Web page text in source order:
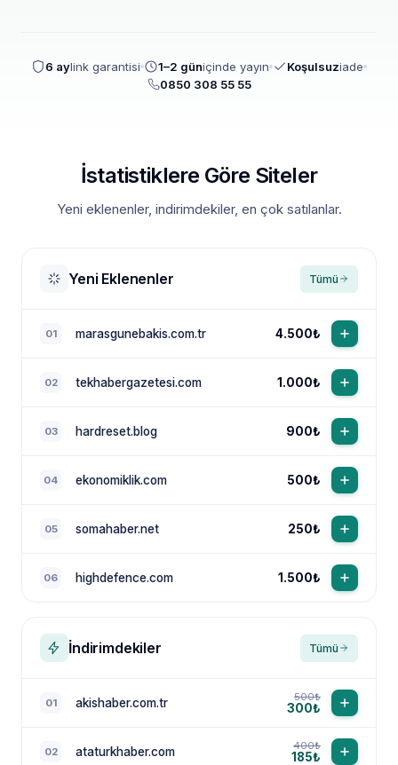
6 aylink garantisi 1–2 güniçinde yayın Koşulsuziade
0850 308 55 55
İstatistiklere Göre Siteler
Yeni eklenenler, indirimdekiler, en çok satılanlar.
Yeni Eklenenler Tümü
01 marasgunebakis.com.tr 4.500₺
02 tekhabergazetesi.com 1.000₺
03 hardreset.blog 900₺
04 ekonomiklik.com 500₺
05 somahaber.net 250₺
06 highdefence.com 1.500₺
İndirimdekiler Tümü
01 akishaber.com.tr 500₺
300₺
02 ataturkhaber.com 400₺
185₺
NewsTanıtım AI Asistan